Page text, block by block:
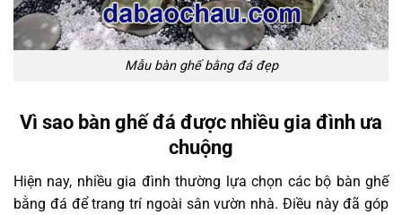
Mẫu bàn ghế bằng đá đẹp
Vì sao bàn ghế đá được nhiều gia đình ưa
chuộng
Hiện nay, nhiều gia đình thường lựa chọn các bộ bàn ghế
bằng đá để trang trí ngoài sân vườn nhà. Điều này đã góp